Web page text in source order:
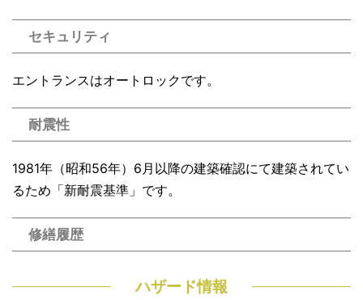
セキュリティ
エントランスはオートロックです。
耐震性
1981年（昭和56年）6月以降の建築確認にて建築されてい
るため「新耐震基準」です。
修繕履歴
ハザード情報